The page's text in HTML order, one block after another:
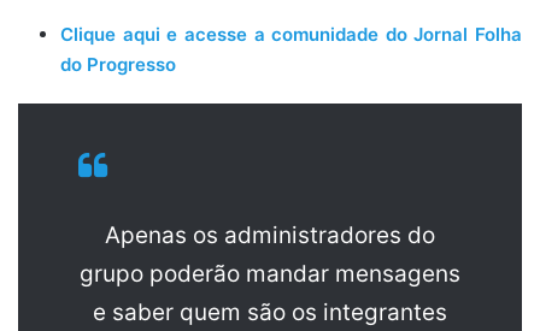
Clique aqui e acesse a comunidade do Jornal Folha
do Progresso
Apenas os administradores do
grupo poderão mandar mensagens
e saber quem são os integrantes